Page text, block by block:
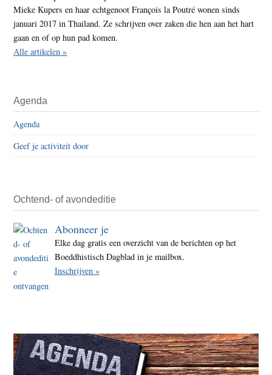
Mieke Kupers en haar echtgenoot François la Poutré wonen sinds
januari 2017 in Thailand. Ze schrijven over zaken die hen aan het hart
gaan en of op hun pad komen.
Alle artikelen »
Agenda
Agenda
Geef je activiteit door
Ochtend- of avondeditie
Abonneer je
Elke dag gratis een overzicht van de berichten op het
Boeddhistisch Dagblad in je mailbox.
Inschrijven »